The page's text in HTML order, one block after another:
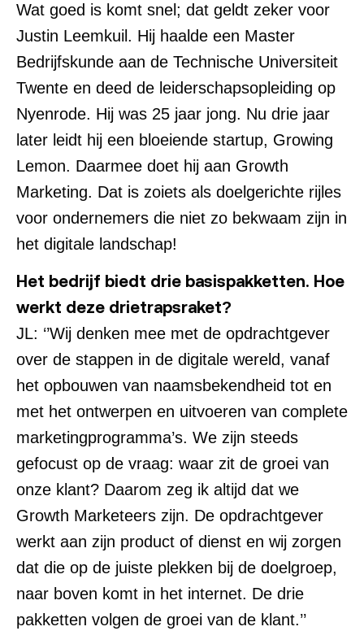
Wat goed is komt snel; dat geldt zeker voor
Justin Leemkuil. Hij haalde een Master
Bedrijfskunde aan de Technische Universiteit
Twente en deed de leiderschapsopleiding op
Nyenrode. Hij was 25 jaar jong. Nu drie jaar
later leidt hij een bloeiende startup, Growing
Lemon. Daarmee doet hij aan Growth
Marketing. Dat is zoiets als doelgerichte rijles
voor ondernemers die niet zo bekwaam zijn in
het digitale landschap!
Het bedrijf biedt drie basispakketten. Hoe
werkt deze drietrapsraket?
JL: ‘’Wij denken mee met de opdrachtgever
over de stappen in de digitale wereld, vanaf
het opbouwen van naamsbekendheid tot en
met het ontwerpen en uitvoeren van complete
marketingprogramma’s. We zijn steeds
gefocust op de vraag: waar zit de groei van
onze klant? Daarom zeg ik altijd dat we
Growth Marketeers zijn. De opdrachtgever
werkt aan zijn product of dienst en wij zorgen
dat die op de juiste plekken bij de doelgroep,
naar boven komt in het internet. De drie
pakketten volgen de groei van de klant.’’